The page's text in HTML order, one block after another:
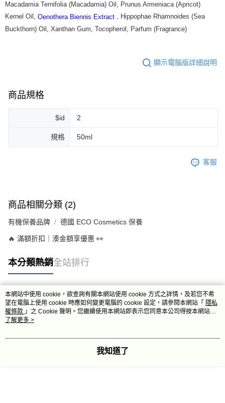
每筆NT$100，滿NT$999(含以上)免運費
離島宅配（澎湖、金門、馬祖、小琉球）
Macadamia Ternifolia (Macadamia) Oil, Prunus Armeniaca (Apricot)
Kernel Oil, Oenothera Biennis Extract , Hippophae Rhamnoides (Sea
Buckthorn) Oil, Xanthan Gum, Tocopherol, Parfum (Fragrance)
顯示電腦版詳細說明
商品規格
$id 2
規格 50ml
客服
商品相關分類 (2)
有機保養品牌 德國 ECO Cosmetics 保養
🔥 滿額折扣｜湊金額享優惠 👀
本分類熱銷全站排行
熱門標籤
本網站中使用 cookie，欲查詢有關本網站使用 cookie 方式之詳情，及若您不希
望在電腦上使用 cookie 時應如何變更電腦的 cookie 設定，請參閱本網站「 隱私
權條款 」之 Cookie 聲明。您繼續使用本網站即表示您同意本公司得按本網站使
用條款之 Cookie 聲明使用 cookie。
了解更多 >
我知道了